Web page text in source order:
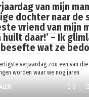
van mijn
dochter naar de
vriend van mijn
huilt daar!’ – Ik
wat ze
verjaardag zou een van die
worden waar we nog jaren
0